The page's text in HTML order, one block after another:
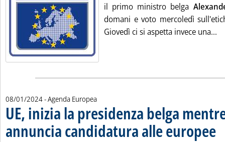
il primo ministro belga
domani e voto mercoledì
Giovedì ci si aspetta invece una...
08/01/2024- Agenda Europea
UE, inizia la presidenza belga
annuncia candidatura alle europee